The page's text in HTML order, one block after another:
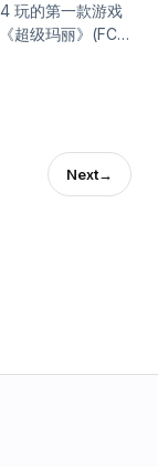
戏将由一家工作
的公式。这个公
之所以制作这款
他们之所以制作
目标就会被解
只为增加收入而
作电子表格上的
玩的第一款游戏
超级玛丽》(FC
最喜欢的游戏公
的游戏公司动视
》、《集合啦！
旅人》
）、《小
Next→